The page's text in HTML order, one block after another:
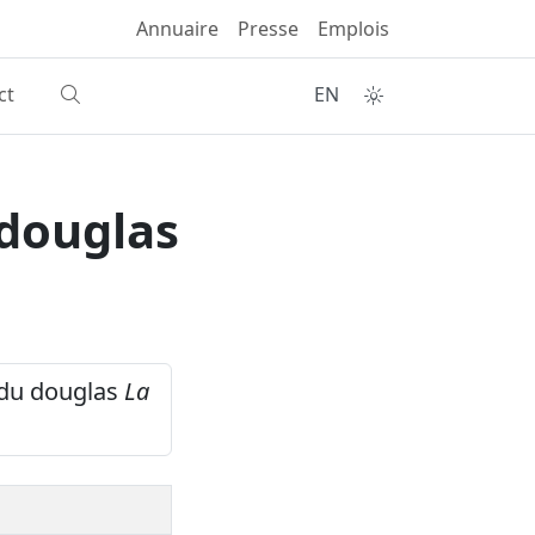
Annuaire Presse Emplois
EN
douglas La